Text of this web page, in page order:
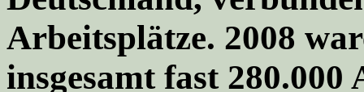
Arbeitsplätze. 2008
insgesamt fast